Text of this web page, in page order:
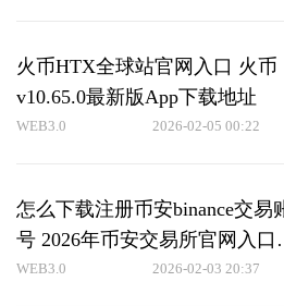
火币HTX全球站官网入口 火币
v10.65.0最新版App下载地址
WEB3.0 2026-02-05 00:22
怎么下载注册币安binance交易
号 2026年币安交易所官网入口
新手开户完整流程
WEB3.0 2026-02-03 20:37